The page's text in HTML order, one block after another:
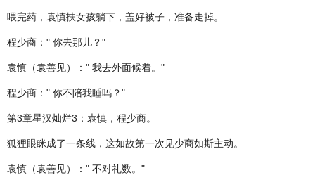
喂完药，袁慎扶女孩躺下，盖好被子，准备走掉。
程少商：" 你去那儿？"
袁慎（袁善见）：" 我去外面候着。"
程少商：" 你不陪我睡吗？"
第3章星汉灿烂3：袁慎，程少商。
狐狸眼眯成了一条线，这如故第一次见少商如斯主动。
袁慎（袁善见）：" 不对礼数。"